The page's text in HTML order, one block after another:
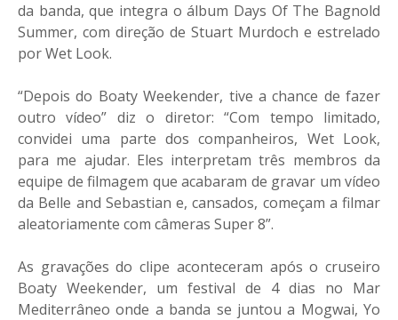
da banda, que integra o álbum Days Of The Bagnold
Summer, com direção de Stuart Murdoch e estrelado
por Wet Look.
“Depois do Boaty Weekender, tive a chance de fazer
outro vídeo” diz o diretor: “Com tempo limitado,
convidei uma parte dos companheiros, Wet Look,
para me ajudar. Eles interpretam três membros da
equipe de filmagem que acabaram de gravar um vídeo
da Belle and Sebastian e, cansados, começam a filmar
aleatoriamente com câmeras Super 8”.
As gravações do clipe aconteceram após o cruseiro
Boaty Weekender, um festival de 4 dias no Mar
Mediterrâneo onde a banda se juntou a Mogwai, Yo